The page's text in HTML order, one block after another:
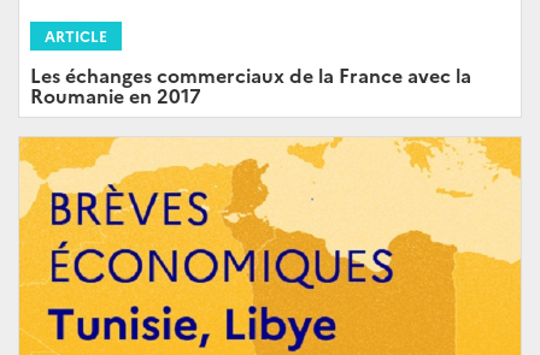
ARTICLE
Les échanges commerciaux de la France avec la
Roumanie en 2017